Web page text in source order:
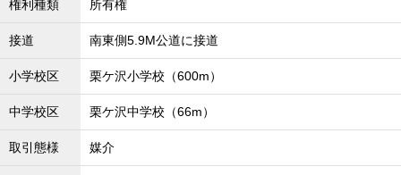
権利種類 所有権
接道 南東側5.9M公道に接道
小学校区 栗ケ沢小学校（600m）
中学校区 栗ケ沢中学校（66m）
取引態様 媒介